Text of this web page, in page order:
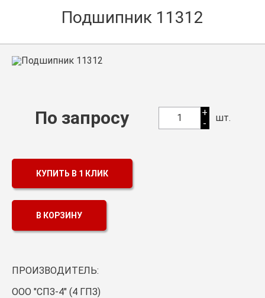
Оптовикам
Подшипники в Самаре
Смазка
Контакты
Подшипник 11312
По запросу 1
+
-
шт.
КУПИТЬ В 1 КЛИК
В КОРЗИНУ
ПРОИЗВОДИТЕЛЬ:
ООО "СПЗ-4" (4 ГПЗ)